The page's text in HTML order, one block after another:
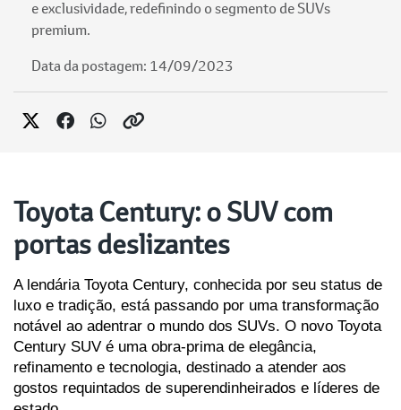
e exclusividade, redefinindo o segmento de SUVs
premium.
Data da postagem: 14/09/2023
Toyota Century: o SUV com
portas deslizantes
A lendária Toyota Century, conhecida por seu status de
luxo e tradição, está passando por uma transformação
notável ao adentrar o mundo dos SUVs. O novo Toyota
Century SUV é uma obra-prima de elegância,
refinamento e tecnologia, destinado a atender aos
gostos requintados de superendinheirados e líderes de